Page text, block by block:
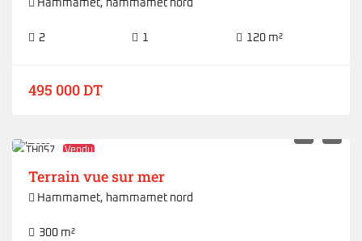
Hammamet, hammamet nord
2 1 120 m²
495 000 DT
TH057 Vendu
Terrain vue sur mer
Hammamet, hammamet nord
300 m²